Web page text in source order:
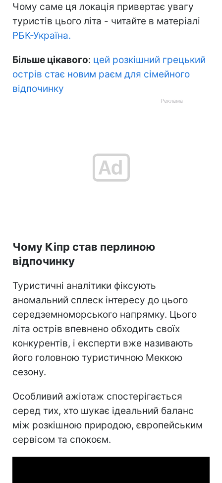
Чому саме ця локація привертає увагу
туристів цього літа - читайте в матеріалі
РБК-Україна.
Більше цікавого: цей розкішний грецький
острів стає новим раєм для сімейного
відпочинку
Чому Кіпр став перлиною
відпочинку
Туристичні аналітики фіксують
аномальний сплеск інтересу до цього
середземноморського напрямку. Цього
літа острів впевнено обходить своїх
конкурентів, і експерти вже називають
його головною туристичною Меккою
сезону.
Особливий ажіотаж спостерігається
серед тих, хто шукає ідеальний баланс
між розкішною природою, європейським
сервісом та спокоєм.